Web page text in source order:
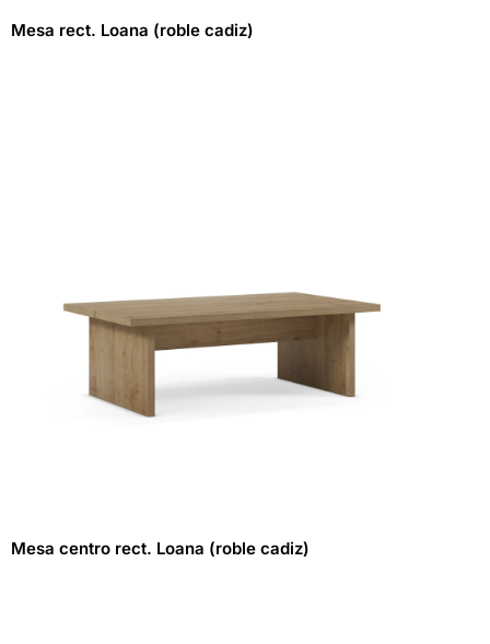
Mesa rect. Loana (roble cadiz)
Mesa centro rect. Loana (roble cadiz)